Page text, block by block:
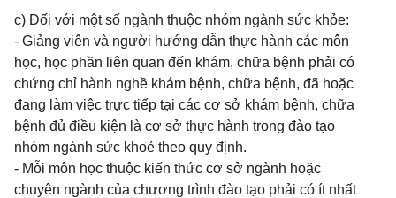
c) Đối với một số ngành thuộc nhóm ngành sức khỏe:
- Giảng viên và người hướng dẫn thực hành các môn
học, học phần liên quan đến khám, chữa bệnh phải có
chứng chỉ hành nghề khám bệnh, chữa bệnh, đã hoặc
đang làm việc trực tiếp tại các cơ sở khám bệnh, chữa
bệnh đủ điều kiện là cơ sở thực hành trong đào tạo
nhóm ngành sức khoẻ theo quy định.
- Mỗi môn học thuộc kiến thức cơ sở ngành hoặc
chuyên ngành của chương trình đào tạo phải có ít nhất